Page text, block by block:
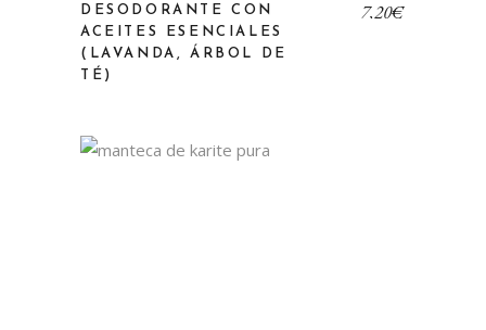
DESODORANTE CON
ACEITES ESENCIALES
(LAVANDA, ÁRBOL DE
TÉ)
7,20€